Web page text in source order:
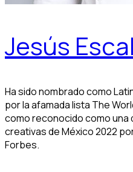
Jesús
Ha sido nombrado como
por la afamada lista The
como reconocido como una
creativas de México 2022
Forbes.